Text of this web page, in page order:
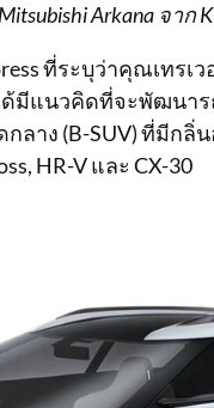
Arkana จาก
ที่ระบุว่าคุณเทรเ
แนวคิดที่จะพัฒนารถ
ลาง (B-SUV) ที่มีกลิ่
HR-V และ CX-30